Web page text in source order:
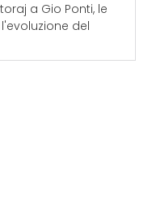
a Gio Ponti, le
del